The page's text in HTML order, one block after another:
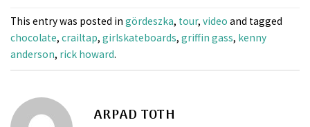
This entry was posted in gördeszka, tour, video and tagged
chocolate, crailtap, girlskateboards, griffin gass, kenny
anderson, rick howard.
ARPAD TOTH